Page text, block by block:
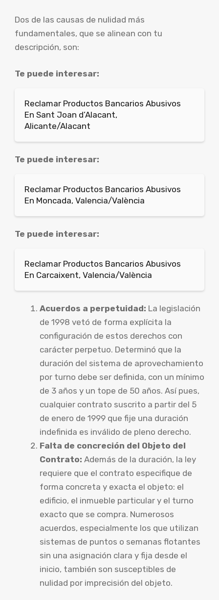
Dos de las causas de nulidad más
fundamentales, que se alinean con tu
descripción, son:
Te puede interesar:
Reclamar Productos Bancarios Abusivos
En Sant Joan d’Alacant,
Alicante/Alacant
Te puede interesar:
Reclamar Productos Bancarios Abusivos
En Moncada, Valencia/València
Te puede interesar:
Reclamar Productos Bancarios Abusivos
En Carcaixent, Valencia/València
Acuerdos a perpetuidad: La legislación
de 1998 vetó de forma explícita la
configuración de estos derechos con
carácter perpetuo. Determinó que la
duración del sistema de aprovechamiento
por turno debe ser definida, con un mínimo
de 3 años y un tope de 50 años. Así pues,
cualquier contrato suscrito a partir del 5
de enero de 1999 que fije una duración
indefinida es inválido de pleno derecho.
Falta de concreción del Objeto del
Contrato: Además de la duración, la ley
requiere que el contrato especifique de
forma concreta y exacta el objeto: el
edificio, el inmueble particular y el turno
exacto que se compra. Numerosos
acuerdos, especialmente los que utilizan
sistemas de puntos o semanas flotantes
sin una asignación clara y fija desde el
inicio, también son susceptibles de
nulidad por imprecisión del objeto.